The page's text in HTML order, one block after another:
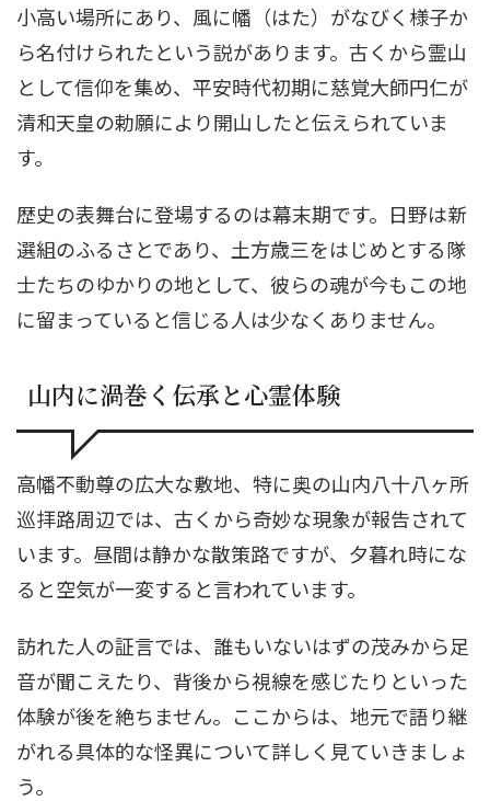
小高い場所にあり、風に幡（はた）がなびく様子か
ら名付けられたという説があります。古くから霊山
として信仰を集め、平安時代初期に慈覚大師円仁が
清和天皇の勅願により開山したと伝えられていま
す。
歴史の表舞台に登場するのは幕末期です。日野は新
選組のふるさとであり、土方歳三をはじめとする隊
士たちのゆかりの地として、彼らの魂が今もこの地
に留まっていると信じる人は少なくありません。
山内に渦巻く伝承と心霊体験
高幡不動尊の広大な敷地、特に奥の山内八十八ヶ所
巡拝路周辺では、古くから奇妙な現象が報告されて
います。昼間は静かな散策路ですが、夕暮れ時にな
ると空気が一変すると言われています。
訪れた人の証言では、誰もいないはずの茂みから足
音が聞こえたり、背後から視線を感じたりといった
体験が後を絶ちません。ここからは、地元で語り継
がれる具体的な怪異について詳しく見ていきましょ
う。